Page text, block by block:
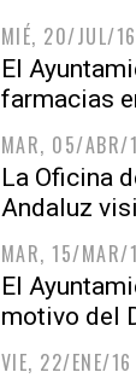
MIÉ, 20/JUL/16
El
farmacias
MAR, 05/ABR/
La Oficina
Andaluz
MAR, 15/MAR/
El
motivo del
VIE, 22/ENE/16